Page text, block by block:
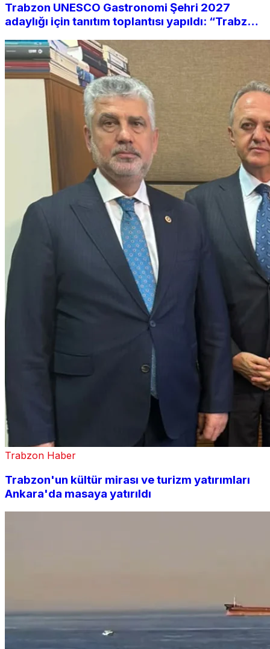
Trabzon UNESCO Gastronomi Şehri 2027
adaylığı için tanıtım toplantısı yapıldı: “Trabzon
Trabzon Haber
Trabzon'un kültür mirası ve turizm yatırımları
Ankara'da masaya yatırıldı